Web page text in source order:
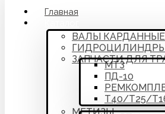
Главная
ВАЛЫ
ЗАПЧАСТИ ДЛЯ
МТЗ
ПД-10
Т40/Т25/